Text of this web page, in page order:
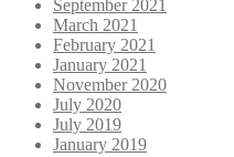
September 2021
March 2021
February 2021
January 2021
November 2020
July 2020
July 2019
January 2019